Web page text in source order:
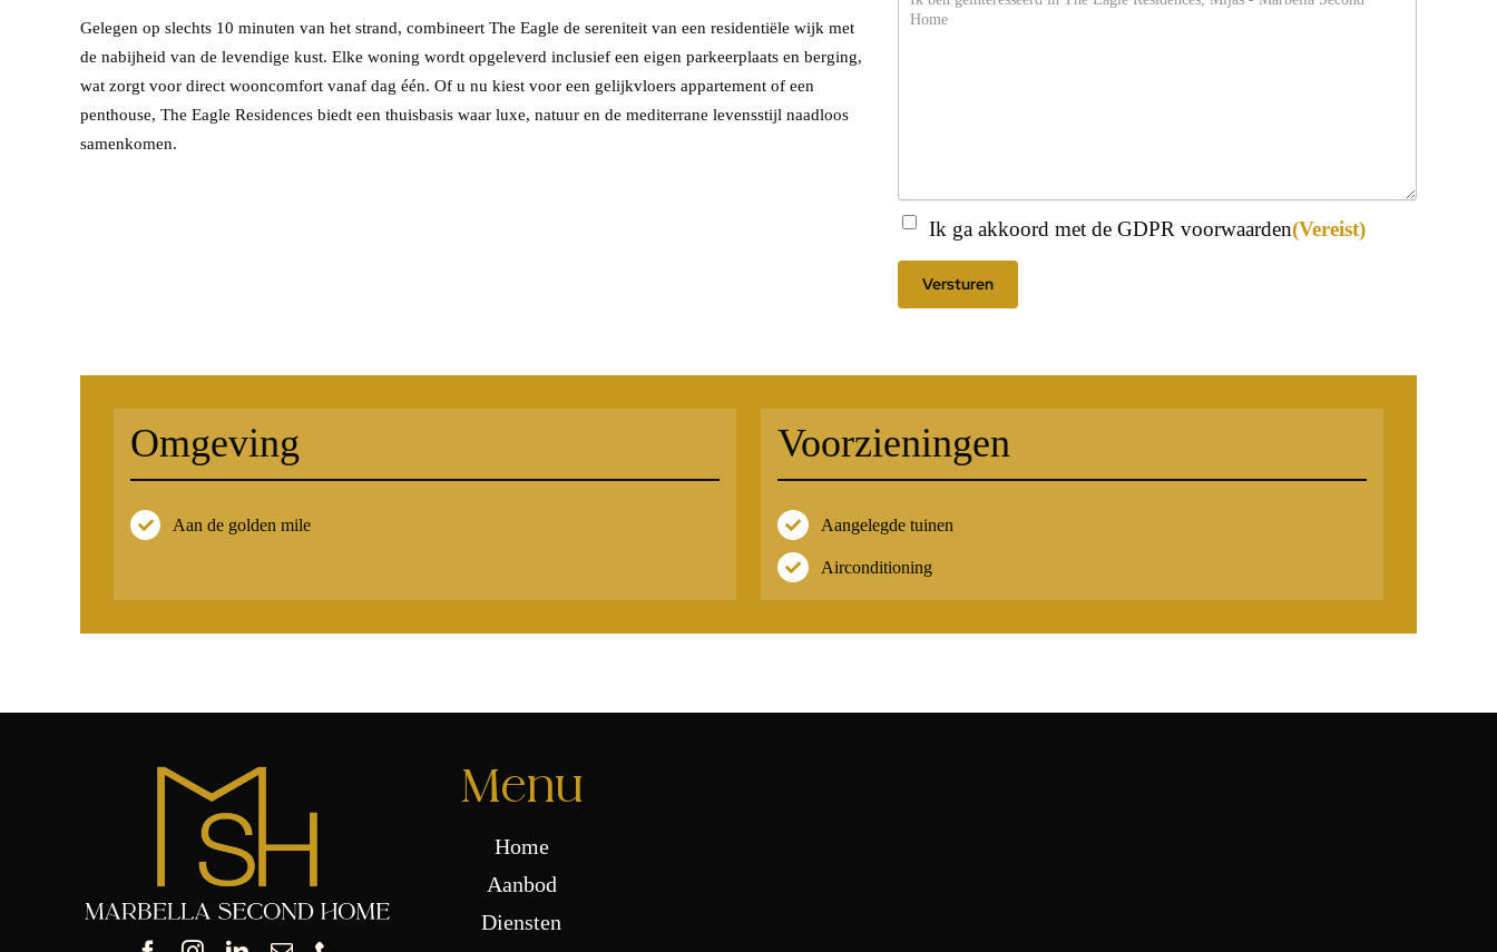
Gelegen op slechts 10 minuten van het strand, combineert The Eagle de sereniteit van een residentiële wijk met
de nabijheid van de levendige kust. Elke woning wordt opgeleverd inclusief een eigen parkeerplaats en berging,
wat zorgt voor direct wooncomfort vanaf dag één. Of u nu kiest voor een gelijkvloers appartement of een
penthouse, The Eagle Residences biedt een thuisbasis waar luxe, natuur en de mediterrane levensstijl naadloos
samenkomen.
Instemming (Vereist)
Ik ga akkoord met de GDPR voorwaarden(Vereist)
Omgeving
Aan de golden mile
Voorzieningen
Aangelegde tuinen
Airconditioning
Menu
Home
Aanbod
Diensten